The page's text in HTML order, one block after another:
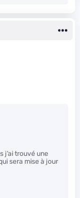
j’ai trouvé une
sera mise à jour